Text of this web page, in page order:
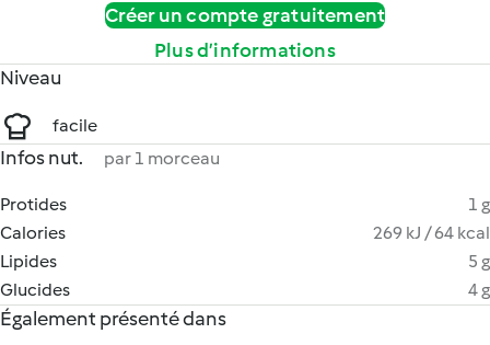
Créer un compte gratuitement
Plus d’informations
Niveau
facile
Infos nut. par 1 morceau
Protides
1 g
Calories
269 kJ / 64 kcal
Lipides
5 g
Glucides
4 g
Également présenté dans